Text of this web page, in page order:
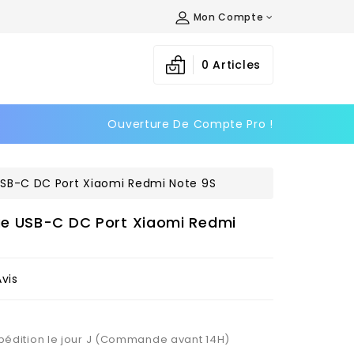
Mon Compte
0 Articles
Ouverture De Compte Pro !
C DC Port Xiaomi Redmi Note 9S
USB-C DC Port Xiaomi Redmi
le jour J (Commande avant 14H)